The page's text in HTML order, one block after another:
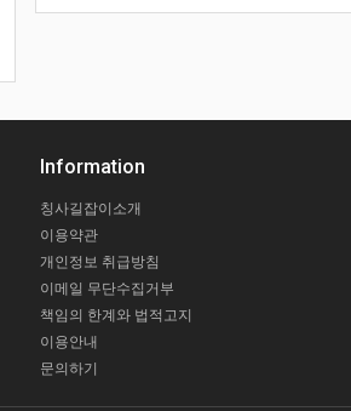
Information
칭사길잡이소개
이용약관
개인정보 취급방침
이메일 무단수집거부
책임의 한계와 법적고지
이용안내
문의하기